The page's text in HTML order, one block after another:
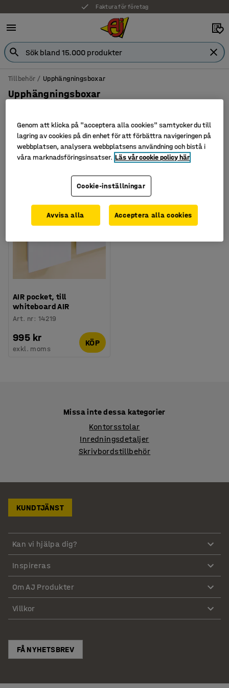
Faktura för företag
Tillbehör Upphängningsboxar
Upphängningsboxar
Filtrera Sortera
AIR pocket, till
whiteboard AIR
Art. nr: 14219
995 kr
exkl. moms
KÖP
Missa inte dessa kategorier
Kontorsstolar
Inredningsdetaljer
Skrivbordstillbehör
KUNDTJÄNST
Kan vi hjälpa dig?
Inspireras
Om AJ Produkter
Villkor
FÅ NYHETSBREV
Genom att klicka på "acceptera alla cookies" samtycker du till
lagring av cookies på din enhet för att förbättra navigeringen på
webbplatsen, analysera webbplatsens användning och bistå i
våra marknadsföringsinsatser. Läs vår cookie policy här
Cookie-inställningar
Avvisa alla Acceptera alla cookies